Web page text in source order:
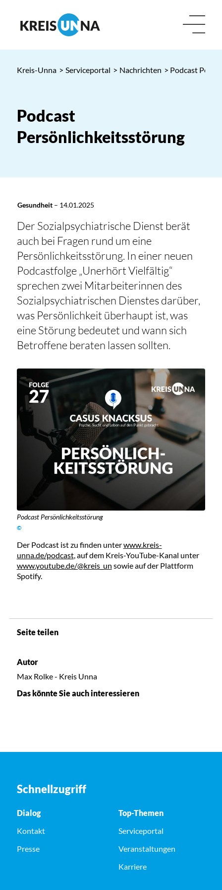
Kreis-Unna > Serviceportal > Nachrichten > Podcast
Podcast
Persönlichkeitsstörung
Gesundheit– 14.01.2025
Der Sozialpsychiatrische Dienst berät
auch bei Fragen rund um eine
Persönlichkeitsstörung. In einer neuen
Podcastfolge „Unerhört Vielfältig“
sprechen zwei Mitarbeiterinnen des
Sozialpsychiatrischen Dienstes darüber,
was Persönlichkeit überhaupt ist, was
eine Störung bedeutet und wann sich
Betroffene beraten lassen sollten.
Podcast Persönlichkeitsstörung
©
Der Podcast ist zu finden unterwww.kreis-
unna.de/podcast, auf dem Kreis-YouTube-Kanal unter
www.youtube.de/@kreis_un sowie auf der Plattform
Spotify.
Seite teilen
Autor
Max Rolke - Kreis Unna
Das könnte Sie auch interessieren
Schnellzugriff
Dialog
Kontakt
Presse
Top-Themen
Serviceportal
Veranstaltungen
Karriere